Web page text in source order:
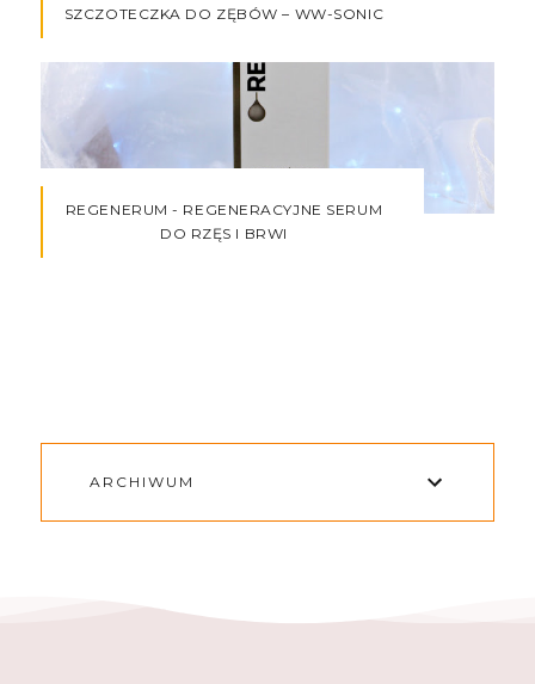
SZCZOTECZKA DO ZĘBÓW – WW-SONIC
REGENERUM - REGENERACYJNE SERUM
DO RZĘS I BRWI
ARCHIWUM